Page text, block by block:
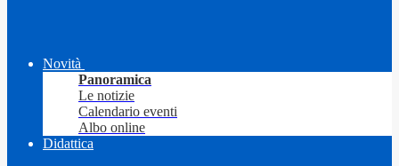
Novità
Panoramica
Le notizie
Calendario eventi
Albo online
Didattica